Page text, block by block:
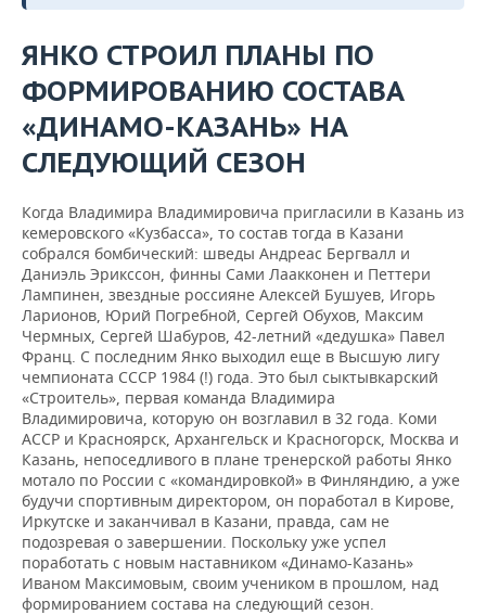
ЯНКО СТРОИЛ ПЛАНЫ ПО
ФОРМИРОВАНИЮ СОСТАВА
«ДИНАМО-КАЗАНЬ» НА
СЛЕДУЮЩИЙ СЕЗОН
Когда Владимира Владимировича пригласили в Казань из
кемеровского «Кузбасса», то состав тогда в Казани
собрался бомбический: шведы Андреас Бергвалл и
Даниэль Эрикссон, финны Сами Лаакконен и Петтери
Лампинен, звездные россияне Алексей Бушуев, Игорь
Ларионов, Юрий Погребной, Сергей Обухов, Максим
Чермных, Сергей Шабуров, 42-летний «дедушка» Павел
Франц. С последним Янко выходил еще в Высшую лигу
чемпионата СССР 1984 (!) года. Это был сыктывкарский
«Строитель», первая команда Владимира
Владимировича, которую он возглавил в 32 года. Коми
АССР и Красноярск, Архангельск и Красногорск, Москва и
Казань, непоседливого в плане тренерской работы Янко
мотало по России с «командировкой» в Финляндию, а уже
будучи спортивным директором, он поработал в Кирове,
Иркутске и заканчивал в Казани, правда, сам не
подозревая о завершении. Поскольку уже успел
поработать с новым наставником «Динамо-Казань»
Иваном Максимовым, своим учеником в прошлом, над
формированием состава на следующий сезон.